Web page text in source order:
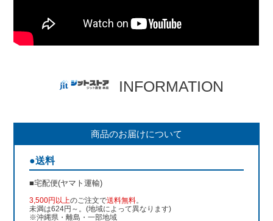
INFORMATION
商品のお届けについて
●送料
■宅配便(ヤマト運輸)
3,500円以上のご注文で送料無料。
未満は624円～。(地域によって異なります)
※沖縄県・離島・一部地域